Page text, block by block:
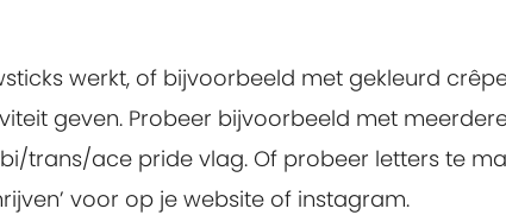
werkt, of bijvoorbeeld met gekleurd
geven. Probeer bijvoorbeeld met
trans/ace pride vlag. Of probeer letters te
voor op je website of instagram.